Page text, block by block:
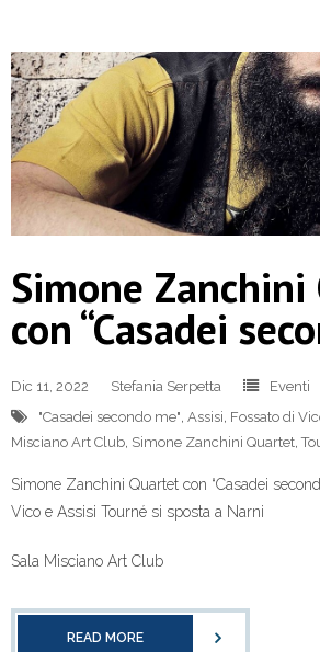
Simone
con “Casadei
Dic 11, 2022 Stefania Serpetta
Eventi
"Casadei secondo me", Assisi, Fossato di
Misciano Art Club, Simone Zanchini Quartet,
Simone Zanchini Quartet con “Casadei
Vico e Assisi Tourné si sposta a Narni
Sala Misciano Art Club
READ MORE